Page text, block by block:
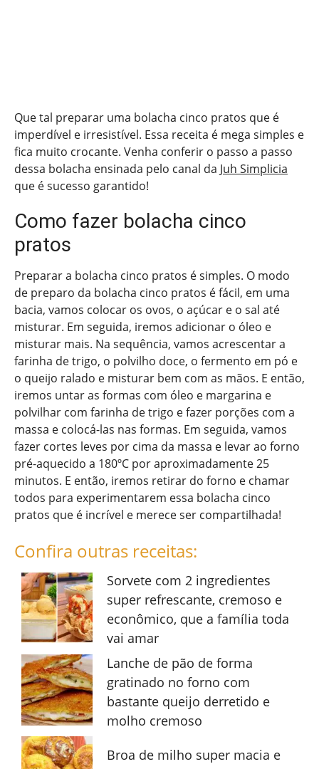
Que tal preparar uma bolacha cinco pratos que é
imperdível e irresistível. Essa receita é mega simples e
fica muito crocante. Venha conferir o passo a passo
dessa bolacha ensinada pelo canal da Juh Simplicia
que é sucesso garantido!
Como fazer bolacha cinco
pratos
Preparar a bolacha cinco pratos é simples. O modo
de preparo da bolacha cinco pratos é fácil, em uma
bacia, vamos colocar os ovos, o açúcar e o sal até
misturar. Em seguida, iremos adicionar o óleo e
misturar mais. Na sequência, vamos acrescentar a
farinha de trigo, o polvilho doce, o fermento em pó e
o queijo ralado e misturar bem com as mãos. E então,
iremos untar as formas com óleo e margarina e
polvilhar com farinha de trigo e fazer porções com a
massa e colocá-las nas formas. Em seguida, vamos
fazer cortes leves por cima da massa e levar ao forno
pré-aquecido a 180ºC por aproximadamente 25
minutos. E então, iremos retirar do forno e chamar
todos para experimentarem essa bolacha cinco
pratos que é incrível e merece ser compartilhada!
Confira outras receitas:
Sorvete com 2 ingredientes
super refrescante, cremoso e
econômico, que a família toda
vai amar
Lanche de pão de forma
gratinado no forno com
bastante queijo derretido e
molho cremoso
Broa de milho super macia e